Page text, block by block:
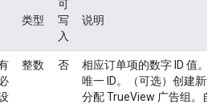
类型
可
写
入
说明
整数 否
相应订单项的数字 ID 值。
唯一 ID。（可选）创建新
分配 TrueView 广告组。自